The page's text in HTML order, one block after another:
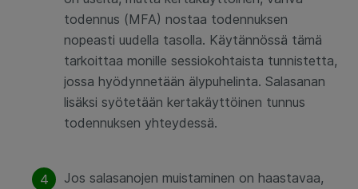
todennus (MFA) nostaa todennuksen
nopeasti uudella tasolla. Käytännössä tämä
tarkoittaa monille sessiokohtaista tunnistetta,
jossa hyödynnetään älypuhelinta. Salasanan
lisäksi syötetään kertakäyttöinen tunnus
todennuksen yhteydessä.
Jos salasanojen muistaminen on haastavaa,